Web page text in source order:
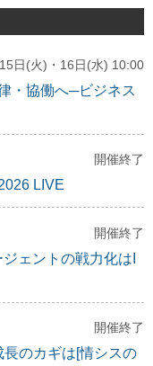
日(火)・16日(水) 10:00
・協働へ─ビジネス
開催終了
LIVE
開催終了
ェントの戦力化はI
開催終了
長のカギは[情シスの